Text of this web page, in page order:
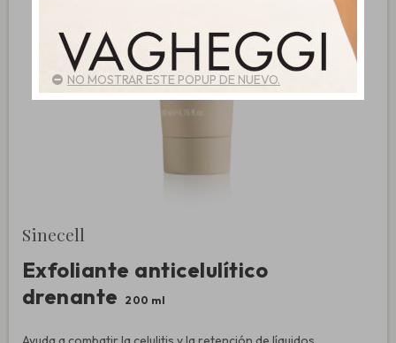
Sinecell
Exfoliante anticelulítico
drenante
200 ml
NO MOSTRAR ESTE POPUP DE NUEVO.